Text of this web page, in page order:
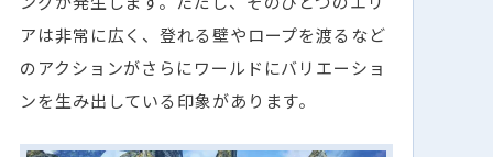
アは非常に広く、登れる壁やロープを渡るなど
のアクションがさらにワールドにバリエーショ
ンを生み出している印象があります。